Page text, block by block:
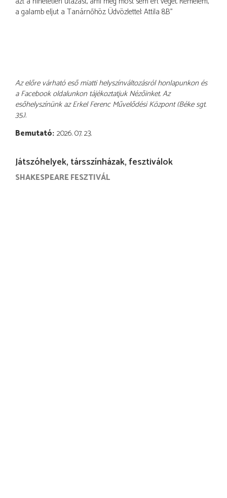
a galamb eljut a Tanárnőhöz. Üdvözlettel: Attila 8.B”
Az előre várható eső miatti helyszínváltozásról honlapunkon és
a Facebook oldalunkon tájékoztatjuk Nézőinket. Az
esőhelyszínünk az Erkel Ferenc Művelődési Központ (Béke sgt.
35.).
Bemutató 2026. 07. 23.
Játszóhelyek, társszínházak, fesztiválok
SHAKESPEARE FESZTIVÁL